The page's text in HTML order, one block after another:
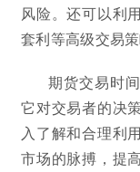
风险。还可以利
套利等高级交易策
期货交易时
它对交易者的决
入了解和合理利
市场的脉搏，提